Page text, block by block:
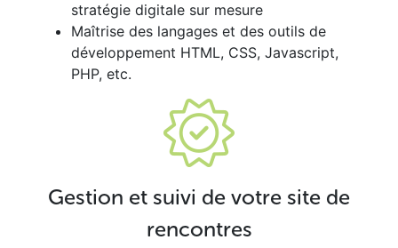
stratégie digitale sur mesure
Maîtrise des langages et des outils de
développement HTML, CSS, Javascript,
PHP, etc.
Gestion et suivi de votre site de
rencontres